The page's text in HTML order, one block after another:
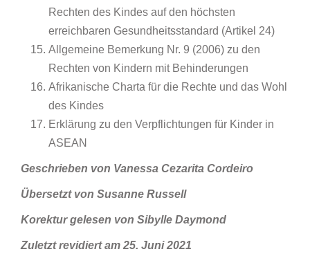
Rechten des Kindes auf den höchsten
erreichbaren Gesundheitsstandard (Artikel 24)
Allgemeine Bemerkung Nr. 9 (2006) zu den
Rechten von Kindern mit Behinderungen
Afrikanische Charta für die Rechte und das Wohl
des Kindes
Erklärung zu den Verpflichtungen für Kinder in
ASEAN
Geschrieben von Vanessa Cezarita Cordeiro
Übersetzt von Susanne Russell
Korektur gelesen von Sibylle Daymond
Zuletzt revidiert am 25. Juni 2021